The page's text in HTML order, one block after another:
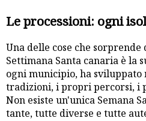
Le processioni: ogni
Una delle cose che
Settimana Santa canaria è la
ogni municipio, ha
tradizioni, i propri percorsi, i
Non esiste un'unica Semana
tante, tutte diverse e tutte